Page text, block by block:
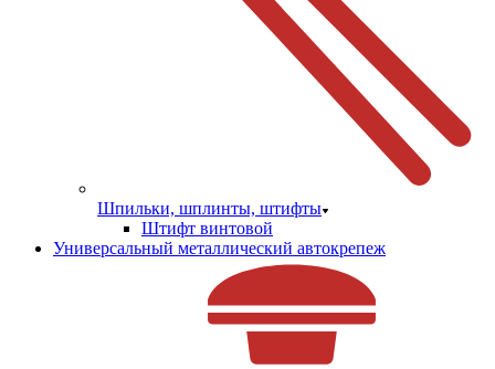
Шпильки, шплинты, штифты
Штифт винтовой
Универсальный металлический автокрепеж